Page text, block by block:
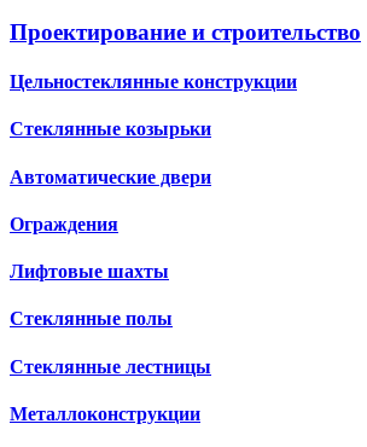
Проектирование и строительство
Цельностеклянные конструкции
Стеклянные козырьки
Автоматические двери
Ограждения
Лифтовые шахты
Стеклянные полы
Стеклянные лестницы
Металлоконструкции